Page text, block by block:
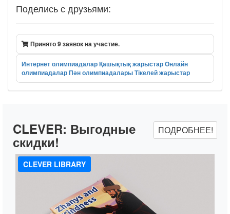
Поделись с друзьями:
Принято 9 заявок на участие.
Интернет олимпиадаларҚашықтық жарыстарОнлайн
олимпиадаларПән олимпиадаларыТікелей жарыстар
CLEVER: Выгодные
скидки!
ПОДРОБНЕЕ!
CLEVER LIBRARY